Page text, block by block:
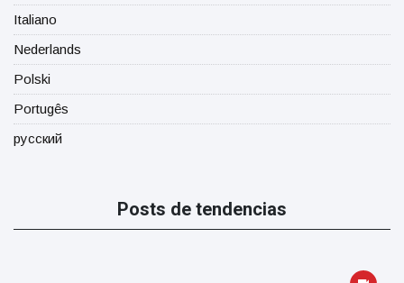
Italiano
Nederlands
Polski
Portugês
русский
Posts de tendencias